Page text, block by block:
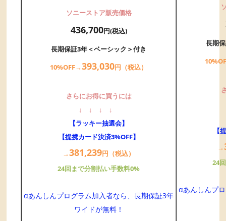
ソニーストア販売価格
436,700円(税込)
長期保証3年＜ベーシック＞付き
10%OFF→393,030円（税込）
さらにお得に買うには
↓
↓ ↓
↓
【ラッキー抽選会】
【提携カード決済3%OFF】
→381,239円（税込）
24回まで分割払い手数料0%
αあんしんプログラム加入者なら、長期保証3年
ワイドが無料！
長期
【
→
24
αあんしんプ